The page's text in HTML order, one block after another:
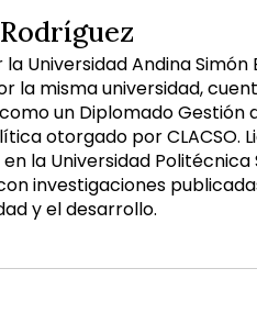
Universidad Andina
la misma universidad,
un Diplomado Gestión
otorgado por CLACSO.
la Universidad
investigaciones
y el desarrollo.